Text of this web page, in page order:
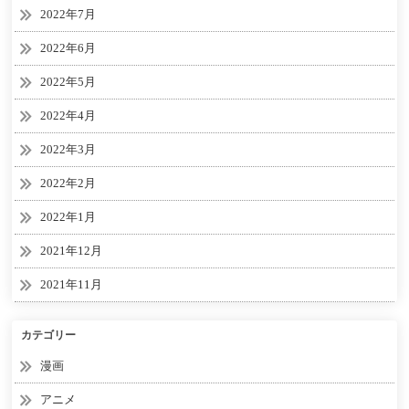
2022年7月
2022年6月
2022年5月
2022年4月
2022年3月
2022年2月
2022年1月
2021年12月
2021年11月
カテゴリー
漫画
アニメ